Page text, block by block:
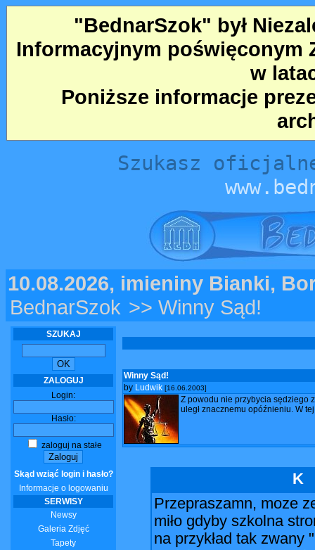
"BednarSzok" był
Informacyjnym poświęconym
w
Poniższe informacje
Szukasz
10.08.2026, imieniny Bianki,
BednarSzok >> Winny Sąd!
SZUKAJ
ZALOGUJ
Login:
Hasło:
zaloguj na stałe
Skąd wziąć login i hasło?
Informacje o logowaniu
SERWISY
Newsy
Galeria Zdjęć
Tapety
Winny Sąd!
by Ludwik [16.06.2003]
Z powodu nie przybycia sędziego
uległ znacznemu opóźnieniu. W
K
Przepraszamn, moze
miło gdyby szkolna
na przykład tak zwany